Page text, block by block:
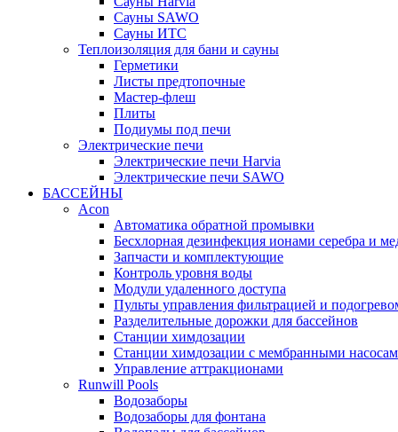
Сауны SAWO
Сауны ИТС
Теплоизоляция для бани и сауны
Герметики
Листы предтопочные
Мастер-флеш
Плиты
Подиумы под печи
Электрические печи
Электрические печи Harvia
Электрические печи SAWO
БАССЕЙНЫ
Acon
Автоматика обратной промывки
Беcхлорная дезинфекция ионами серебра и
Запчасти и комплектующие
Контроль уровня воды
Модули удаленного доступа
Пульты управления фильтрацией и
Разделительные дорожки для бассейнов
Станции химдозации
Станции химдозации с мембранными
Управление аттракционами
Runwill Pools
Водозаборы
Водозаборы для фонтана